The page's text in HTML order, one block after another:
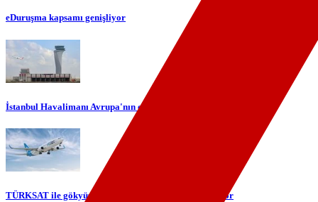
eDuruşma kapsamı genişliyor
İstanbul Havalimanı Avrupa'nın en yoğun havalimanı oldu
TÜRKSAT ile gökyüzünde yerli internet dönemi başlıyor